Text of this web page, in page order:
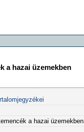
a hazai üzemekben
a hazai üzemekben